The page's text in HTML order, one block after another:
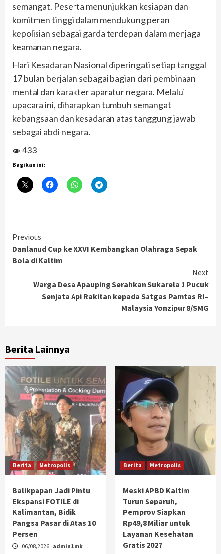
semangat. Peserta menunjukkan kesiapan dan
komitmen tinggi dalam mendukung peran
kepolisian sebagai garda terdepan dalam menjaga
keamanan negara.
Hari Kesadaran Nasional diperingati setiap tanggal
17 bulan berjalan sebagai bagian dari pembinaan
mental dan karakter aparatur negara. Melalui
upacara ini, diharapkan tumbuh semangat
kebangsaan dan kesadaran atas tanggung jawab
sebagai abdi negara.
433
Bagikan ini:
Continue
Reading
Previous
Danlanud Cup ke XXVI Kembangkan Olahraga Sepak
Bola di Kaltim
Next
Warga Desa Apauping Serahkan Sukarela 1 Pucuk
Senjata Api Rakitan kepada Satgas Pamtas RI–
Malaysia Yonzipur 8/SMG
Berita Lainnya
Berita Metropolis
Balikpapan Jadi Pintu
Ekspansi FOTILE di
Kalimantan, Bidik
Pangsa Pasar di Atas 10
Persen
06/08/2026 admin1 mk
Berita Metropolis
Meski APBD Kaltim
Turun Separuh,
Pemprov Siapkan
Rp49,8 Miliar untuk
Layanan Kesehatan
Gratis 2027